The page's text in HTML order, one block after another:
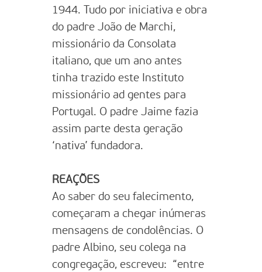
1944. Tudo por iniciativa e obra
do padre João de Marchi,
missionário da Consolata
italiano, que um ano antes
tinha trazido este Instituto
missionário ad gentes para
Portugal. O padre Jaime fazia
assim parte desta geração
‘nativa’ fundadora.
REAÇÕES
Ao saber do seu falecimento,
começaram a chegar inúmeras
mensagens de condolências. O
padre Albino, seu colega na
congregação, escreveu: “entre